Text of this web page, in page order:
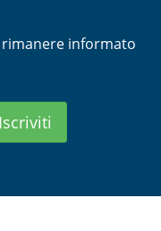
informato
Iscriviti